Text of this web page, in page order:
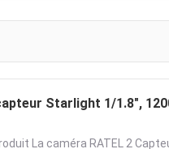
Starlight 1/1.8",
La caméra RATEL 2